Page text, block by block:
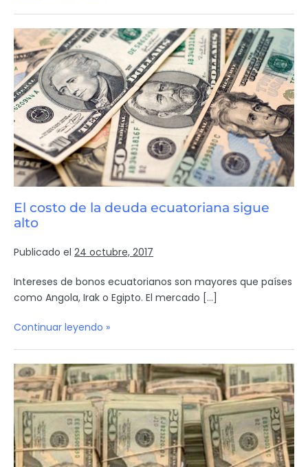
El costo de la deuda ecuatoriana sigue
alto
Publicado el 24 octubre, 2017
Intereses de bonos ecuatorianos son mayores que países
como Angola, Irak o Egipto. El mercado […]
Continuar leyendo »